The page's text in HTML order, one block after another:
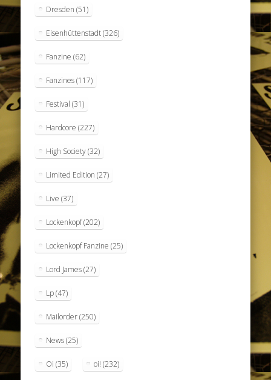
Dresden (51)
Eisenhüttenstadt(326)
Fanzine (62)
Fanzines(117)
Festival (31)
Hardcore (227)
High Society(32)
Limited Edition (27)
Live (37)
Lockenkopf(202)
Lockenkopf Fanzine (25)
Lord James(27)
Lp(47)
Mailorder(250)
News(25)
Oi (35) oi! (232)